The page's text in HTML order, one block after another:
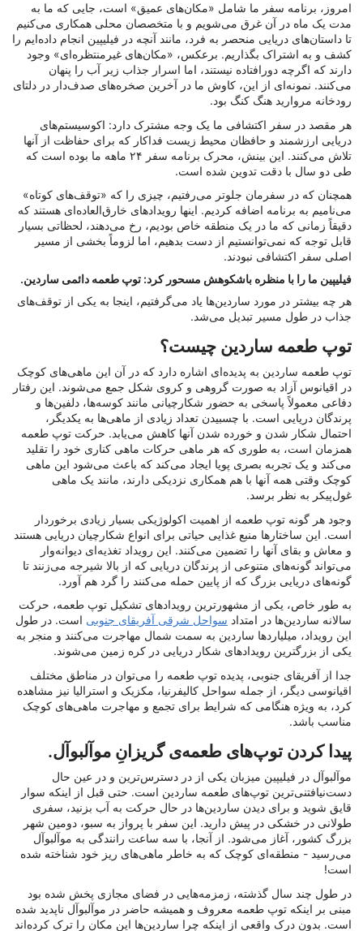
امروز، برنامه سفر ما شامل «مکان‌های عمیق» است، جایی که ما به
مدت یک ماه در آن غرق می‌شویم و با متخصصان محلی همکاری می‌کنیم
تا داستان‌های دریایی منحصر به فرد، مانند آنچه در فیلیپین انجام داده‌ایم را
کشف و به اشتراک بگذاریم. برعکس، «مکان‌های غیرمنتظره‌ای» وجود
دارند که اگرچه دورافتاده نیستند، اما اسرار جذاب زیر آب را پنهان
می‌کنند. نمونه‌ای از این، کاوش ما در آخرین صخره‌های صدف‌دار در دلتای
رودخانه مروارید هنگ کنگ بود.
هر مقصد در سفر اکتشافی ما یک وجه مشترک دارد: اکوسیستم‌های
دریایی ارزشمند و حافظان محیط زیست فداکار که برای حفاظت از آنها
تلاش می‌کنند. این بینش، محرک برنامه سفر ۲۴ ماهه ما بوده است که
طی دو سال با دقت تدوین شده است.
همچنان که در سفرمان جلوتر می‌رفتیم، چیزی را که «توقف‌های کوتاه»
می‌نامیم به برنامه اضافه کردیم. اینها رویدادهای خارق‌العاده‌ای هستند که
دقیقاً زمانی که ما در یک منطقه خاص بودیم، رخ می‌دهند، لحظاتی بسیار
قابل توجه که نمی‌توانستیم از دست بدهیم، اما لزوماً بخشی از مسیر
اصلی سفر اکتشافی نبودند.
فیلیپین ما را با منظره باشکوهش مسحور کرد: توپ طعمه دائمی ساردین.
هر چه بیشتر در مورد ساردین‌ها یاد می‌گرفتیم، اینجا به یکی از توقف‌های
جذاب در طول مسیر تبدیل می‌شد.
توپ طعمه ساردین چیست؟
توپ طعمه ساردین به پدیده‌ای اشاره دارد که در آن این ماهی‌های کوچک
در اقیانوس آزاد به صورت گروهی و کروی شکل جمع می‌شوند. این رفتار
دفاعی معمولاً پاسخی به حضور شکارچیانی مانند کوسه‌ها، دلفین‌ها و
پرندگان دریایی است. با چسبیدن تعداد زیادی از ماهی‌ها به یکدیگر،
احتمال شکار شدن و خورده شدن آنها کاهش می‌یابد. حرکت توپ طعمه
همزمان است، به طوری که هر ماهی حرکات ماهی کناری خود را تقلید
می‌کند و یک تجربه بصری پویا ایجاد می‌کند که باعث می‌شود این ماهی
کوچک وقتی همه آنها با هم همکاری نزدیکی دارند، مانند یک ماهی
غول‌پیکر به نظر برسد.
وجود هر گونه توپ طعمه از اهمیت اکولوژیکی بسیار زیادی برخوردار
است. این ساختارها منبع غذایی حیاتی برای انواع شکارچیان دریایی هستند
و معاش و بقای آنها را تضمین می‌کنند. این رویداد تغذیه‌ای دیوانه‌وار
می‌تواند گونه‌های متنوعی از پرندگان دریایی که از بالا شیرجه می‌زنند تا
گونه‌های دریایی بزرگ که از پایین حمله می‌کنند را گرد هم آورد.
به طور خاص، یکی از مشهورترین رویدادهای تشکیل توپ طعمه، حرکت
سالانه ساردین‌ها در امتداد سواحل شرقی آفریقای جنوبی است. در طول
این رویداد، میلیاردها ساردین به سمت شمال مهاجرت می‌کنند و منجر به
یکی از بزرگترین رویدادهای شکار دریایی در کره زمین می‌شوند.
جدا از آفریقای جنوبی، پدیده توپ طعمه را می‌توان در مناطق مختلف
اقیانوسی دیگر، از جمله سواحل کالیفرنیا، مکزیک و استرالیا نیز مشاهده
کرد، به ویژه هنگامی که شرایط برای تجمع و مهاجرت ماهی‌های کوچک
مناسب باشد.
پیدا کردن توپ‌های طعمه‌ی گریزانِ موآلبوآل.
موآلبوآل در فیلیپین میزبان یکی از در دسترس‌ترین و در عین حال
دست‌نیافتنی‌ترین توپ‌های طعمه ساردین است. حتی قبل از اینکه سوار
قایق شوید و برای دیدن ساردین‌ها در حال حرکت به آب بزنید، سفری
طولانی در خشکی در پیش دارید. این سفر با پرواز به سبو، دومین شهر
بزرگ کشور، آغاز می‌شود. از آنجا، با سه ساعت رانندگی به موآلبوآل
می‌رسید - منطقه‌ای کوچک که به خاطر ماهی‌های ریز خود شناخته شده
است!
در طول چند سال گذشته، زمزمه‌هایی در فضای مجازی پخش شده بود
مبنی بر اینکه توپ طعمه معروف و همیشه حاضر در موآلبوآل ناپدید شده
است. بدون درک واقعی از اینکه چرا ساردین‌ها این مکان را ترک کرده‌اند